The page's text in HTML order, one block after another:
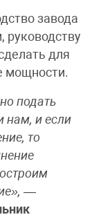
завода
руководству
для
мощности.
подать
нам, и если
то
—